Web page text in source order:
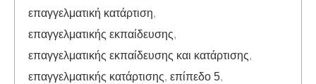
επαγγελματική κατάρτιση,
επαγγελματικής εκπαίδευσης,
επαγγελματικής εκπαίδευσης και κατάρτισης,
επαγγελματικής κατάρτισης, επίπεδο 5,